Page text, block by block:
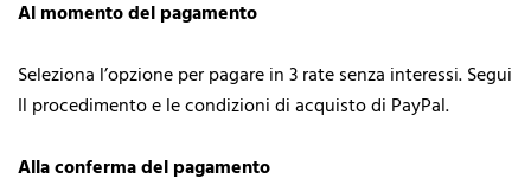
Al momento del pagamento
Seleziona l’opzione per pagare in 3 rate senza interessi. Segui
Il procedimento e le condizioni di acquisto di PayPal.
Alla conferma del pagamento